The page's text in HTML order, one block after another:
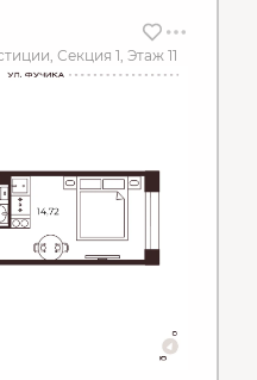
Секция 1, Этаж 11